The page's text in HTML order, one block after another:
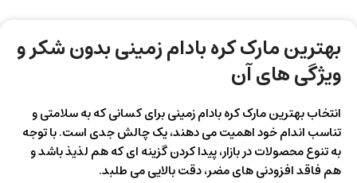
بهترین مارک کره بادام زمینی بدون شکر و
ویژگی‌ های آن
انتخاب بهترین مارک کره بادام زمینی برای کسانی که به سلامتی و
تناسب اندام خود اهمیت می‌ دهند، یک چالش جدی است. با توجه
به تنوع محصولات در بازار، پیدا کردن گزینه‌ ای که هم لذیذ باشد و
هم فاقد افزودنی‌ های مضر، دقت بالایی می‌ طلبد.